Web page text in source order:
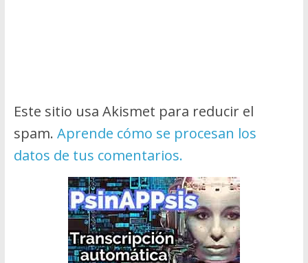
Este sitio usa Akismet para reducir el
spam. Aprende cómo se procesan los
datos de tus comentarios.